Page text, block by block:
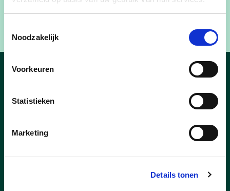
Noodzakelijk
Voorkeuren
Statistieken
Marketing
Details tonen